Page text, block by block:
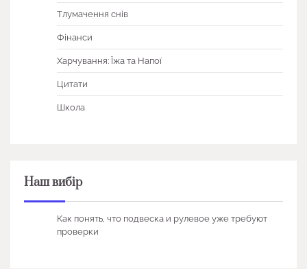
Тлумачення снів
Фінанси
Харчування: Їжа та Напої
Цитати
Школа
Наш вибір
Как понять, что подвеска и рулевое уже требуют
проверки